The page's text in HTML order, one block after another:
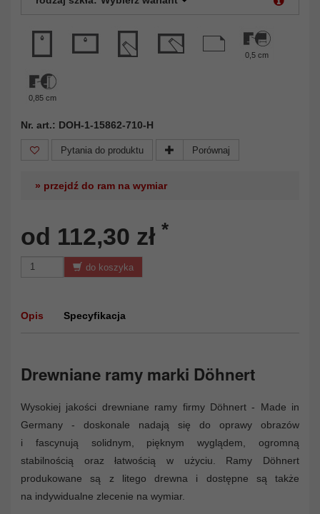
0,5 cm
0,85 cm
Nr. art.: DOH-1-15862-710-H
Pytania do produktu Porównaj
» przejdź do ram na wymiar
od 112,30 zł *
do koszyka
Opis Specyfikacja
Drewniane ramy marki Döhnert
Wysokiej jakości drewniane ramy firmy Döhnert - Made in
Germany - doskonale nadają się do oprawy obrazów
i fascynują solidnym, pięknym wyglądem, ogromną
stabilnością oraz łatwością w użyciu. Ramy Döhnert
produkowane są z litego drewna i dostępne są także
na indywidualne zlecenie na wymiar.